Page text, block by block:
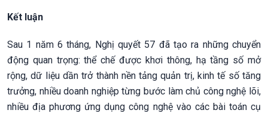
Kết luận
Sau 1 năm 6 tháng, Nghị quyết 57 đã tạo ra những chuyển
động quan trọng: thể chế được khơi thông, hạ tầng số mở
rộng, dữ liệu dần trở thành nền tảng quản trị, kinh tế số tăng
trưởng, nhiều doanh nghiệp từng bước làm chủ công nghệ lõi,
nhiều địa phương ứng dụng công nghệ vào các bài toán cụ